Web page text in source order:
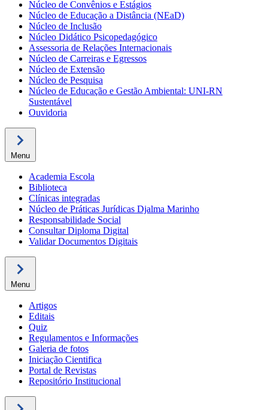
Núcleo de Convênios e Estágios
Núcleo de Educação a Distância (NEaD)
Núcleo de Inclusão
Núcleo Didático Psicopedagógico
Assessoria de Relações Internacionais
Núcleo de Carreiras e Egressos
Núcleo de Extensão
Núcleo de Pesquisa
Núcleo de Educação e Gestão Ambiental: UNI-RN
Sustentável
Ouvidoria
Menu
Academia Escola
Biblioteca
Clínicas integradas
Núcleo de Práticas Jurídicas Djalma Marinho
Responsabilidade Social
Consultar Diploma Digital
Validar Documentos Digitais
Menu
Artigos
Editais
Quiz
Regulamentos e Informações
Galeria de fotos
Iniciação Cientifica
Portal de Revistas
Repositório Institucional